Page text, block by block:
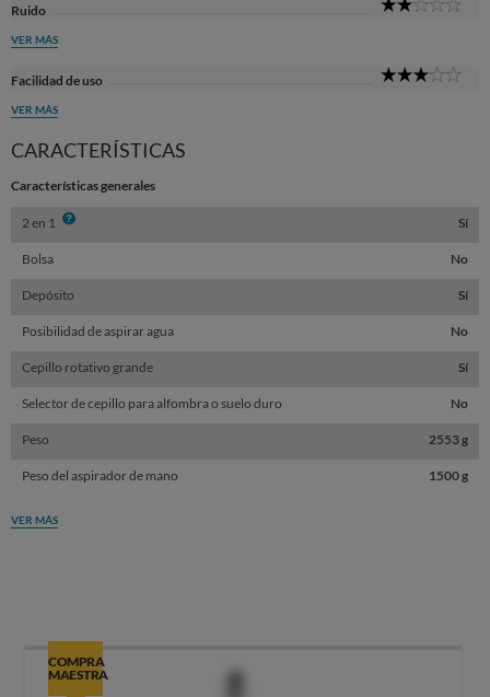
Ruido
VER MÁS
Facilidad de uso
VER MÁS
CARACTERÍSTICAS
Características generales
2 en 1 Info Sí
Bolsa No
Depósito Sí
Posibilidad de aspirar agua No
Cepillo rotativo grande Sí
Selector de cepillo para alfombra o suelo duro No
Peso 2553 g
Peso del aspirador de mano 1500 g
VER MÁS
COMPRA
MAESTRA